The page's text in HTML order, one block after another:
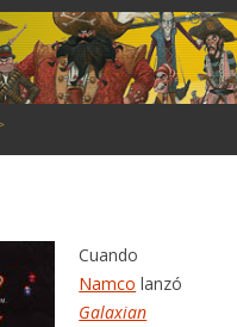
Cuando
Namco lanzó
Galaxian